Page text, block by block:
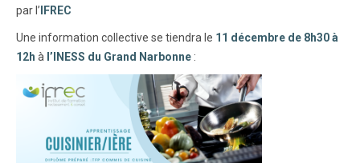
par l’ IFREC
Une information collective se tiendra le 11 décembre de 8h30 à
12h à l’INESS du Grand Narbonne :